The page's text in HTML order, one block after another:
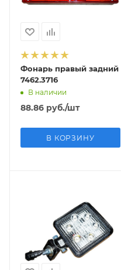
Фонарь правый задний
7462.3716
В наличии
88.86 руб./шт
В КОРЗИНУ